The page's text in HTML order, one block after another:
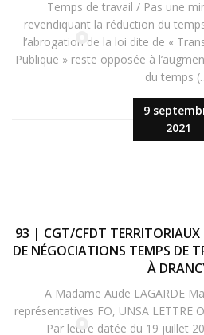
9
2021
Temps de travail / Pas une
revendiquant la réduction du
l’abrogation de la loi dite de «
Publique » reste opposée à
du temps
93 | CGT/CFDT TERRITORIAUX
DE NÉGOCIATIONS TEMPS DE
À
A Madame Aude LAGARDE
représentatives FO, UNSA LETTRE
Par lettre datée du 19 juillet